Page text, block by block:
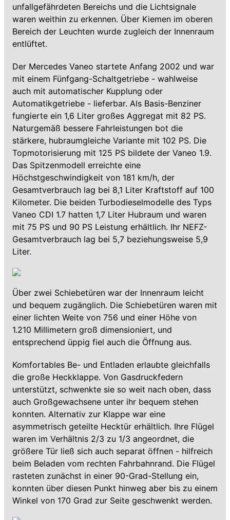
unfallgefährdeten Bereichs und die Lichtsignale
waren weithin zu erkennen. Über Kiemen im oberen
Bereich der Leuchten wurde zugleich der Innenraum
entlüftet.
Der Mercedes Vaneo startete Anfang 2002 und war
mit einem Fünfgang-Schaltgetriebe - wahlweise
auch mit automatischer Kupplung oder
Automatikgetriebe - lieferbar. Als Basis-Benziner
fungierte ein 1,6 Liter großes Aggregat mit 82 PS.
Naturgemäß bessere Fahrleistungen bot die
stärkere, hubraumgleiche Variante mit 102 PS. Die
Topmotorisierung mit 125 PS bildete der Vaneo 1.9.
Das Spitzenmodell erreichte eine
Höchstgeschwindigkeit von 181 km/h, der
Gesamtverbrauch lag bei 8,1 Liter Kraftstoff auf 100
Kilometer. Die beiden Turbodieselmodelle des Typs
Vaneo CDI 1.7 hatten 1,7 Liter Hubraum und waren
mit 75 PS und 90 PS Leistung erhältlich. Ihr NEFZ-
Gesamtverbrauch lag bei 5,7 beziehungsweise 5,9
Liter.
Über zwei Schiebetüren war der Innenraum leicht
und bequem zugänglich. Die Schiebetüren waren mit
einer lichten Weite von 756 und einer Höhe von
1.210 Millimetern groß dimensioniert, und
entsprechend üppig fiel auch die Öffnung aus.
Komfortables Be- und Entladen erlaubte gleichfalls
die große Heckklappe. Von Gasdruckfedern
unterstützt, schwenkte sie so weit nach oben, dass
auch Großgewachsene unter ihr bequem stehen
konnten. Alternativ zur Klappe war eine
asymmetrisch geteilte Hecktür erhältlich. Ihre Flügel
waren im Verhältnis 2/3 zu 1/3 angeordnet, die
größere Tür ließ sich auch separat öffnen - hilfreich
beim Beladen vom rechten Fahrbahnrand. Die Flügel
rasteten zunächst in einer 90-Grad-Stellung ein,
konnten über diesen Punkt hinweg aber bis zu einem
Winkel von 170 Grad zur Seite geschwenkt werden.